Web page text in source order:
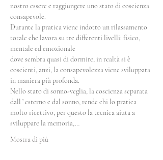
nostro essere e raggiungere uno stato di coscienza
consapevole.
Durante la pratica viene indotto un rilassamento
totale che lavora su tre differenti livelli: fisico,
mentale ed emozionale
dove sembra quasi di dormire, in realtà si è
coscienti, anzi, la consapevolezza viene sviluppata
in maniera più profonda.
Nello stato di sonno-veglia, la coscienza separata
dall ’ esterno e dal sonno, rende chi lo pratica
molto ricettivo, per questo la tecnica aiuta a
sviluppare la memoria,…
Mostra di più